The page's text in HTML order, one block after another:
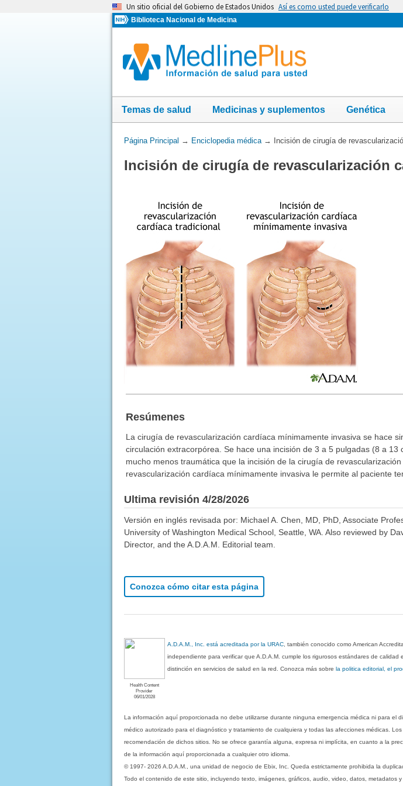
Un sitio oficial del Gobierno de Estados Unidos Así es como usted puede verificarlo
Biblioteca Nacional de Medicina
Temas de salud Medicinas y suplementos Genética
Usted
aquí:
Página Principal → Enciclopedia médica→ Incisión de cirugía de
Incisión de cirugía de revascularización
Resúmenes
La cirugía de revascularización cardíaca mínimamente invasiva se hace
circulación extracorpórea. Se hace una incisión de 3 a 5 pulgadas (8 a
mucho menos traumática que la incisión de la cirugía de
revascularización cardíaca mínimamente invasiva le permite al paciente
Ultima revisión 4/28/2026
Versión en inglés revisada por: Michael A. Chen, MD, PhD, Associate
University of Washington Medical School, Seattle, WA. Also reviewed by
Director, and the A.D.A.M. Editorial team.
Conozca cómo citar esta página
Health Content
Provider
06/01/2028
A.D.A.M., Inc. está acreditada por la URAC , también conocido como American
independiente para verificar que A.D.A.M. cumple los rigurosos estándares de
distinción en servicios de salud en la red. Conozca más sobrela politica editorial, el
La información aquí proporcionada no debe utilizarse durante ninguna emergencia médica ni para
médico autorizado para el diagnóstico y tratamiento de cualquiera y todas las afecciones médicas.
recomendación de dichos sitios. No se ofrece garantía alguna, expresa ni implícita, en cuanto a la
de la información aquí proporcionada a cualquier otro idioma.
© 1997- 2026 A.D.A.M., una unidad de negocio de Ebix, Inc. Queda estrictamente prohibida la
Todo el contenido de este sitio, incluyendo texto, imágenes, gráficos, audio, video, datos,